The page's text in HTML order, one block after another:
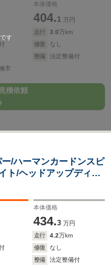
す
本体価格
404. 1 万円
走行 3.0万km
修復
なし
整備
法定整備付
市
積依頼
/ハーマンカードンスピ
ト/ヘッドアップディス
/ブラインドスポットモ
本体価格
434.3 万円
走行 4.2万km
修復
なし
整備
法定整備付